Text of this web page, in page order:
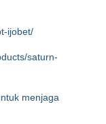
ijobet/
saturn-
menjaga